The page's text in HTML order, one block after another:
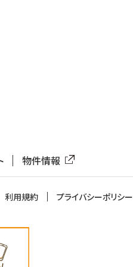
物件情報
利用規約 プライバシーポリシー